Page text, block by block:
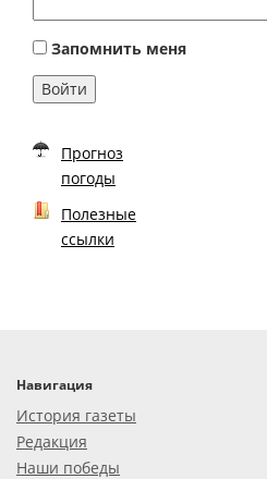
Запомнить меня
Войти
Прогноз
погоды
Полезные
ссылки
Навигация
История газеты
Редакция
Наши победы